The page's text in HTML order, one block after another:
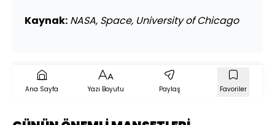
Kaynak: NASA, Space, University of Chicago
Ana Sayfa Yazı Boyutu Paylaş Favoriler